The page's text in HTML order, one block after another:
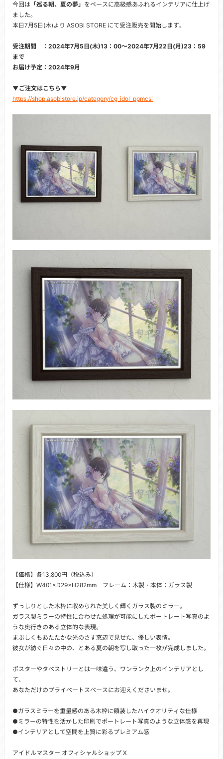
今回は 「巡る朝、夏の夢」 をベースに高級感あふれるインテリアに仕上げ
ました。
本日7月5日(木)より ASOBI STORE にて受注販売を開始します。
受注期間 ：2024年7月5日(木)13：00～2024年7月22日(月)23：59
まで
お届け予定：2024年9月
▼ご注文はこちら▼
https://shop.asobistore.jp/category/cg_idol_ppmcsi
【価格】各13,800円（税込み）
【仕様】W401×D29×H282mm フレーム：木製・本体：ガラス製
ずっしりとした木枠に収められた美しく輝くガラス製のミラー。
ガラス製ミラーの特性に合わせた処理が可能にしたポートレート写真のよ
うな奥行きのある立体的な表現。
まぶしくもあたたかな光のさす窓辺で見せた、優しい表情。
彼女が紡ぐ日々の中の、とある夏の朝を写し取った一枚が完成しました。
ポスターやタペストリーとは一味違う、ワンランク上のインテリアとし
て、
あなただけのプライベートスペースにお迎えくださいませ。
●ガラスミラーを重量感のある木枠に額装したハイクオリティな仕様
●ミラーの特性を活かした印刷でポートレート写真のような立体感を再現
●インテリアとして空間を上質に彩るプレミアム感
アイドルマスター オフィシャルショップ X